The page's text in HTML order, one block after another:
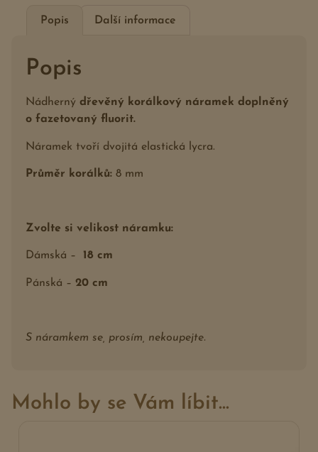
Popis Další informace
Popis
Nádherný dřevěný korálkový náramek doplněný
o fazetovaný fluorit.
Náramek tvoří dvojitá elastická lycra.
Průměr korálků: 8 mm
Zvolte si velikost náramku:
Dámská – 18 cm
Pánská – 20 cm
S náramkem se, prosím, nekoupejte.
Mohlo by se Vám líbit...